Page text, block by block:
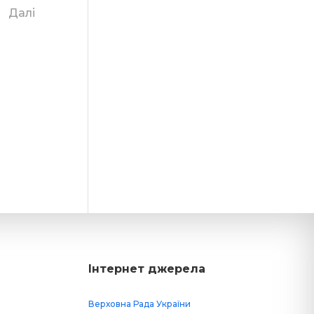
Далі
Інтернет джерела
Верховна Рада України